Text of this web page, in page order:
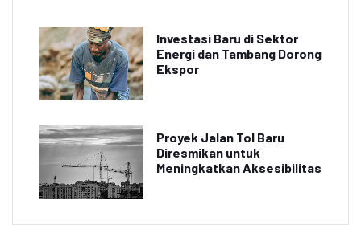
Investasi Baru di Sektor
Energi dan Tambang Dorong
Ekspor
Proyek Jalan Tol Baru
Diresmikan untuk
Meningkatkan Aksesibilitas